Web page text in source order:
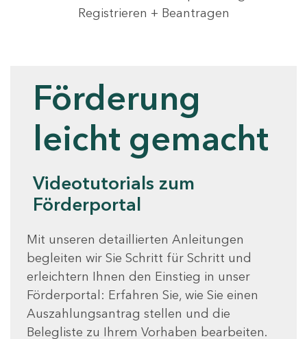
Registrieren + Beantragen
Förderung
leicht gemacht
Videotutorials zum
Förderportal
Mit unseren detaillierten Anleitungen
begleiten wir Sie Schritt für Schritt und
erleichtern Ihnen den Einstieg in unser
Förderportal: Erfahren Sie, wie Sie einen
Auszahlungsantrag stellen und die
Belegliste zu Ihrem Vorhaben bearbeiten.